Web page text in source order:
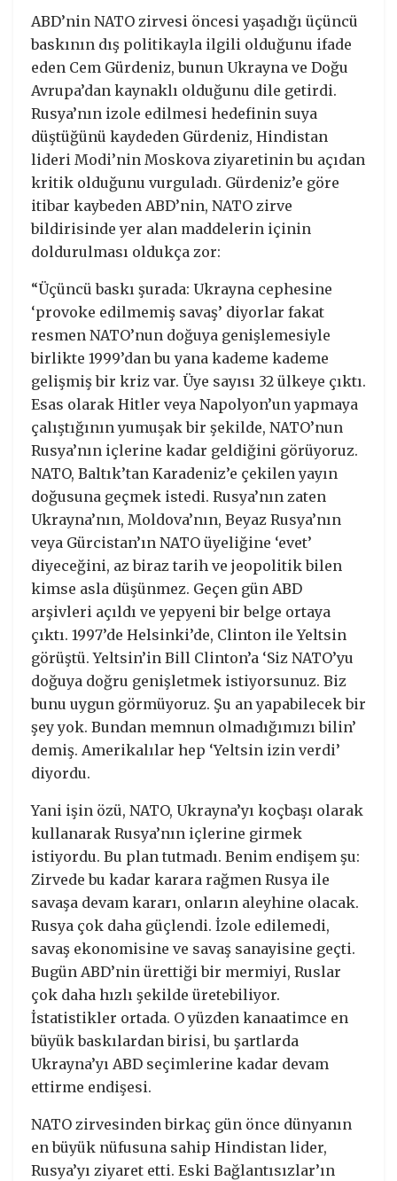
ABD’nin NATO zirvesi öncesi yaşadığı üçüncü
baskının dış politikayla ilgili olduğunu ifade
eden Cem Gürdeniz, bunun Ukrayna ve Doğu
Avrupa’dan kaynaklı olduğunu dile getirdi.
Rusya’nın izole edilmesi hedefinin suya
düştüğünü kaydeden Gürdeniz, Hindistan
lideri Modi’nin Moskova ziyaretinin bu açıdan
kritik olduğunu vurguladı. Gürdeniz’e göre
itibar kaybeden ABD’nin, NATO zirve
bildirisinde yer alan maddelerin içinin
doldurulması oldukça zor:
“Üçüncü baskı şurada: Ukrayna cephesine
‘provoke edilmemiş savaş’ diyorlar fakat
resmen NATO’nun doğuya genişlemesiyle
birlikte 1999’dan bu yana kademe kademe
gelişmiş bir kriz var. Üye sayısı 32 ülkeye çıktı.
Esas olarak Hitler veya Napolyon’un yapmaya
çalıştığının yumuşak bir şekilde, NATO’nun
Rusya’nın içlerine kadar geldiğini görüyoruz.
NATO, Baltık’tan Karadeniz’e çekilen yayın
doğusuna geçmek istedi. Rusya’nın zaten
Ukrayna’nın, Moldova’nın, Beyaz Rusya’nın
veya Gürcistan’ın NATO üyeliğine ‘evet’
diyeceğini, az biraz tarih ve jeopolitik bilen
kimse asla düşünmez. Geçen gün ABD
arşivleri açıldı ve yepyeni bir belge ortaya
çıktı. 1997’de Helsinki’de, Clinton ile Yeltsin
görüştü. Yeltsin’in Bill Clinton’a ‘Siz NATO’yu
doğuya doğru genişletmek istiyorsunuz. Biz
bunu uygun görmüyoruz. Şu an yapabilecek bir
şey yok. Bundan memnun olmadığımızı bilin’
demiş. Amerikalılar hep ‘Yeltsin izin verdi’
diyordu.
Yani işin özü, NATO, Ukrayna’yı koçbaşı olarak
kullanarak Rusya’nın içlerine girmek
istiyordu. Bu plan tutmadı. Benim endişem şu:
Zirvede bu kadar karara rağmen Rusya ile
savaşa devam kararı, onların aleyhine olacak.
Rusya çok daha güçlendi. İzole edilemedi,
savaş ekonomisine ve savaş sanayisine geçti.
Bugün ABD’nin ürettiği bir mermiyi, Ruslar
çok daha hızlı şekilde üretebiliyor.
İstatistikler ortada. O yüzden kanaatimce en
büyük baskılardan birisi, bu şartlarda
Ukrayna’yı ABD seçimlerine kadar devam
ettirme endişesi.
NATO zirvesinden birkaç gün önce dünyanın
en büyük nüfusuna sahip Hindistan lider,
Rusya’yı ziyaret etti. Eski Bağlantısızlar’ın